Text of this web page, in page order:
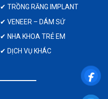
✔ TRỒNG RĂNG IMPLANT
✔ VENEER – DÁM SỨ
✔ NHA KHOA TRẺ EM
✔ DỊCH VỤ KHÁC